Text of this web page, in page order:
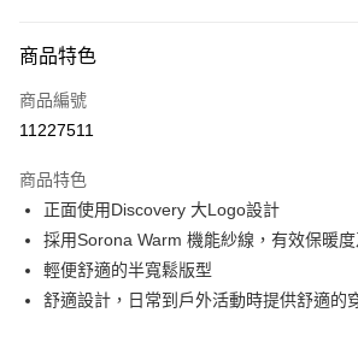
信用卡一次付款
超商取貨付款
Apple Pay
運送方式
全家取貨付款<未取貨列黑名單/不支援離島取
商品特色
商品編號
11227511
商品特色
正面使用Discovery 大Logo設計
採用Sorona Warm 機能紗線，有效保暖
輕便舒適的半寬鬆版型
舒適設計，日常到戶外活動時提供舒適的